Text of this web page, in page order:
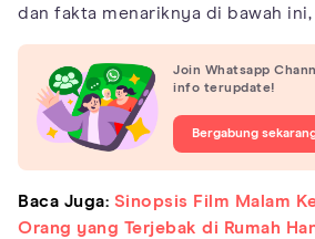
dan fakta menariknya di bawah
Join Whatsapp
info terupdate!
Bergabung
Baca Juga: Sinopsis Film Malam
Orang yang Terjebak di Rumah